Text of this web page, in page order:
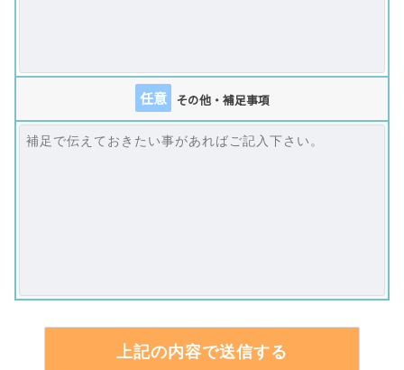
任意 その他・補足事項